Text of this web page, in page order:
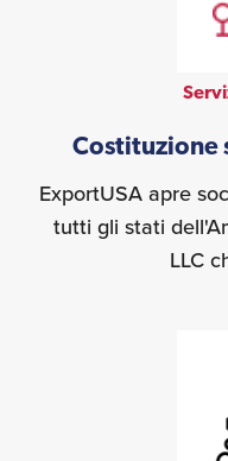
Costituzione
ExportUSA apre
tutti gli stati
LLC